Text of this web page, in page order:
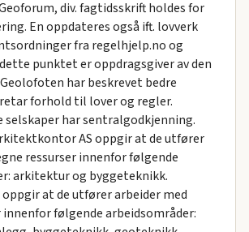
div. fagtidsskrift holdes for
En oppdateres også ift. lovverk
fra regelhjelp.no og
punktet er oppdragsgiver av den
har beskrevet bedre
forhold til lover og regler.
selskaper har sentralgodkjenning.
AS oppgir at de utfører
ressurser innenfor følgende
arkitektur og byggeteknikk.
at de utfører arbeider med
innenfor følgende arbeidsområder: